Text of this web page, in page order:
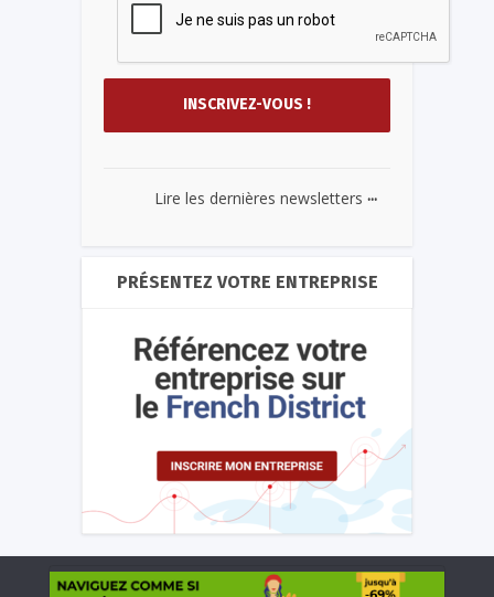
Lire les dernières newsletters ...
PRÉSENTEZ VOTRE ENTREPRISE